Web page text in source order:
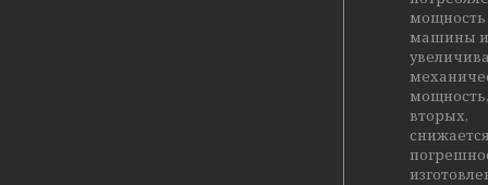
мощность
машины и
вторых,